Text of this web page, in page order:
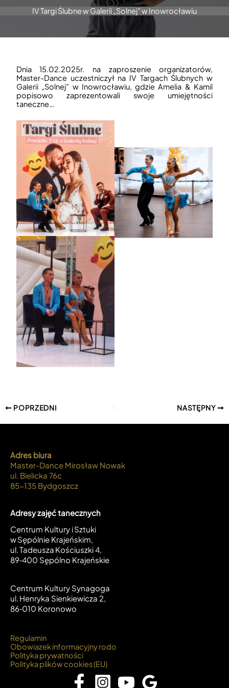
IV Targi Ślubne w Galerii „Solnej” w Inowrocławiu
Dnia 15.02.2025r. na zaproszenie organizatorów,
Master-Dance uczestniczył na IV Targach Ślubnych w
Galerii „Solnej” w Inowrocławiu, gdzie Amelia & Kamil
popisowo zaprezentowali swoje umiejętności
taneczne…
POPRZEDNI NASTĘPNY
Adres biura
Master-Dance Mirosław Nowak
ul. Bielicka 76c
85-135 Bydgoszcz
Adresy zajęć tanecznych
Centrum Kultury i Sztuki
w Sępólnie Krajeńskim,
ul. Tadeusza Kościuszki 4,
89‑400 Sępólno Krajeńskie
Centrum Kultury Synagoga
ul. Henryka Sienkiewicza 2,
86‑010 Koronowo
Regulamin
Obowiazek informacyjny rodo
Polityka prywatności
Polityka plików cookies (EU)